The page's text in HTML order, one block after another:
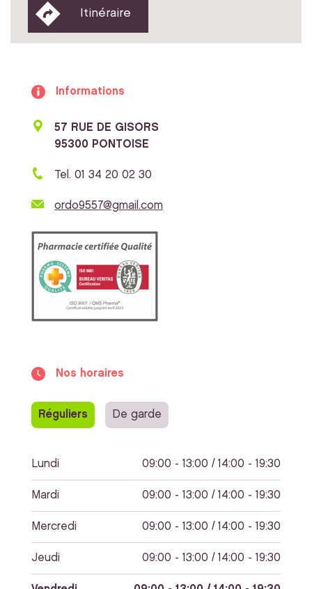
Itinéraire
Informations
57 RUE DE GISORS
95300 PONTOISE
Tel. 01 34 20 02 30
ordo9557@gmail.com
Nos horaires
Réguliers De garde
Lundi 09:00 - 13:00 / 14:00 - 19:30
Mardi 09:00 - 13:00 / 14:00 - 19:30
Mercredi 09:00 - 13:00 / 14:00 - 19:30
Jeudi 09:00 - 13:00 / 14:00 - 19:30